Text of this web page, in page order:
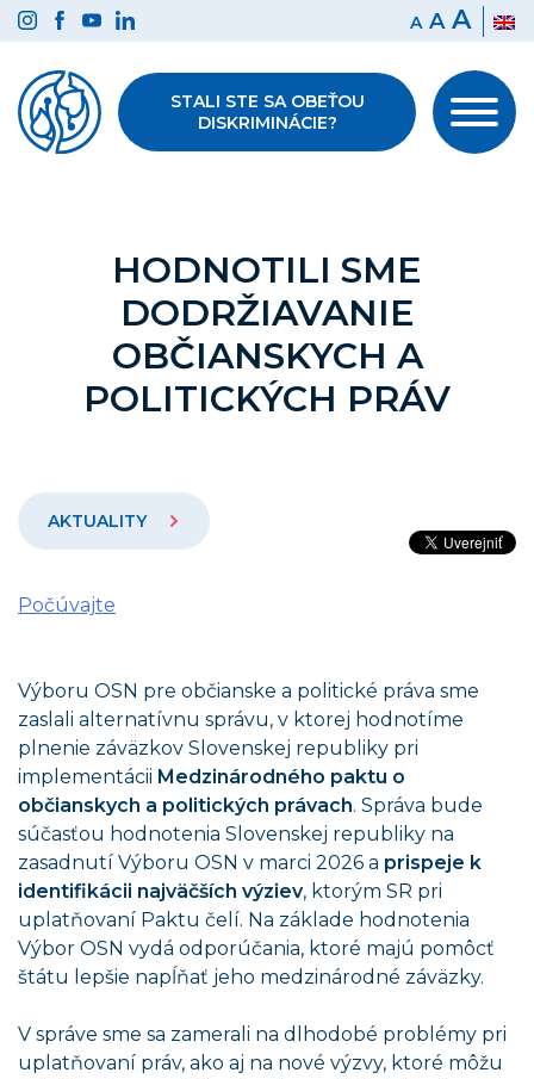
Preskočiť
na
obsah
A A A
STALI STE SA OBEŤOU
DISKRIMINÁCIE?
HODNOTILI SME
DODRŽIAVANIE
OBČIANSKYCH A
POLITICKÝCH PRÁV
AKTUALITY
Počúvajte
Výboru OSN pre občianske a politické práva sme
zaslali alternatívnu správu, v ktorej hodnotíme
plnenie záväzkov Slovenskej republiky pri
implementácii Medzinárodného paktu o
občianskych a politických právach. Správa bude
súčasťou hodnotenia Slovenskej republiky na
zasadnutí Výboru OSN v marci 2026 a prispeje k
identifikácii najväčších výziev, ktorým SR pri
uplatňovaní Paktu čelí. Na základe hodnotenia
Výbor OSN vydá odporúčania, ktoré majú pomôcť
štátu lepšie napĺňať jeho medzinárodné záväzky.
V správe sme sa zamerali na dlhodobé problémy pri
uplatňovaní práv, ako aj na nové výzvy, ktoré môžu